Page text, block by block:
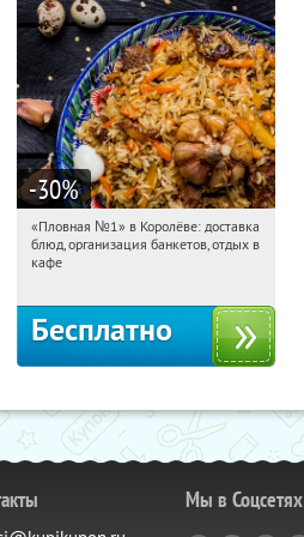
-30%
20:36:33 Получили:33
Бабушкинская
«Пловная №1» в Королёве: доставка
блюд, организация банкетов, отдых в
кафе
Бесплатно
Мы в Соцсетях